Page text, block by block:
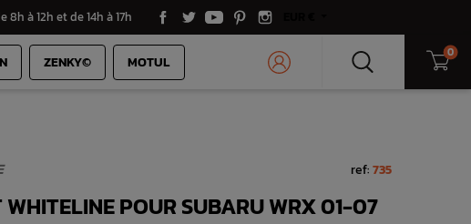
à 12h et de 14h à 17h
ZENKY© MOTUL 0
ref:735
POUR SUBARU WRX 01-07